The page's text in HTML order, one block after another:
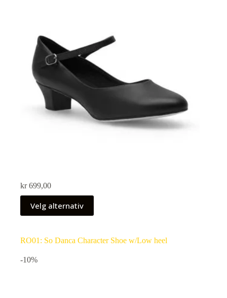
kr699,00
Velg alternativ
RO01: So Danca Character Shoe w/Low heel
-10%